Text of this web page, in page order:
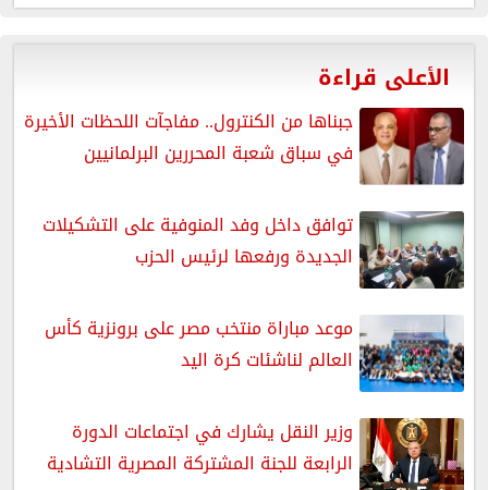
الأعلى قراءة
جبناها من الكنترول.. مفاجآت اللحظات الأخيرة
في سباق شعبة المحررين البرلمانيين
توافق داخل وفد المنوفية على التشكيلات
الجديدة ورفعها لرئيس الحزب
موعد مباراة منتخب مصر على برونزية كأس
العالم لناشئات كرة اليد
وزير النقل يشارك في اجتماعات الدورة
الرابعة للجنة المشتركة المصرية التشادية